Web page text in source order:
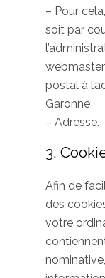
– Pour
soit par
postal à
Garonne
– Adresse.
3.
Afin de
des
votre